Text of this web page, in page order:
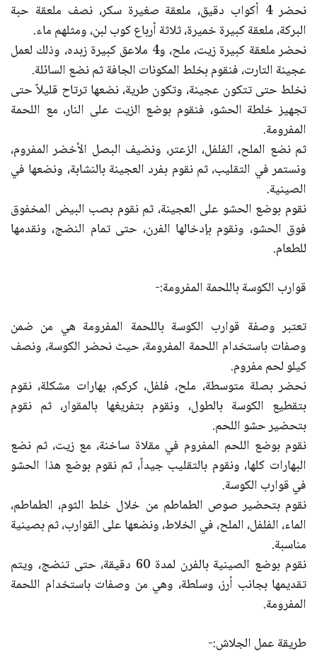
نحضر 4 أكواب دقيق، ملعقة صغيرة سكر، نصف ملعقة حبة
البركة، ملعقة كبيرة خميرة، ثلاثة أرباع كوب لبن، ومثلهم ماء.
نحضر ملعقة كبيرة زيت، ملح، و4 ملاعق كبيرة زبده، وذلك لعمل
عجينة التارت، فنقوم بخلط المكونات الجافة ثم نضع السائلة.
نخلط حتى تتكون عجينة، وتكون طرية، نضعها ترتاح قليلاً حتى
تجهيز خلطة الحشو، فنقوم بوضع الزيت على النار، مع اللحمة
المفرومة.
ثم نضع الملح، الفلفل، الزعتر، ونضيف البصل الأخضر المفروم،
ونستمر في التقليب، ثم نقوم بفرد العجينة بالنشابة، ونضعها في
الصينية.
نقوم بوضع الحشو على العجينة، ثم نقوم بصب البيض المخفوق
فوق الحشو، ونقوم بإدخالها الفرن، حتى تمام النضج، ونقدمها
للطعام.
قوارب الكوسة باللحمة المفرومة:-
تعتبر وصفة قوارب الكوسة باللحمة المفرومة هي من ضمن
وصفات باستخدام اللحمة المفرومة، حيث نحضر الكوسة، ونصف
كيلو لحم مفروم.
نحضر بصلة متوسطة، ملح، فلفل، كركم، بهارات مشكلة، نقوم
بتقطيع الكوسة بالطول، ونقوم بتفريغها بالمقوار، ثم نقوم
بتحضير حشو اللحم.
نقوم بوضع اللحم المفروم في مقلاة ساخنة، مع زيت، ثم نضع
البهارات كلها، ونقوم بالتقليب جيداً، ثم نقوم بوضع هذا الحشو
في قوارب الكوسة.
نقوم بتحضير صوص الطماطم من خلال خلط الثوم، الطماطم،
الماء، الفلفل، الملح، في الخلاط، ونضعها على القوارب، ثم بصينية
مناسبة.
نقوم بوضع الصينية بالفرن لمدة 60 دقيقة، حتى تنضج، ويتم
تقديمها بجانب أرز، وسلطة، وهي من وصفات باستخدام اللحمة
المفرومة.
طريقة عمل الجلاش:-